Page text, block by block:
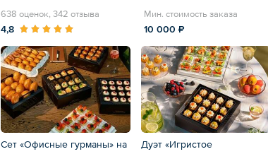
638 оценок, 342 отзыва
4,8
Мин. стоимость заказа
10 000 ₽
Сет «Офисные гурманы» на
Дуэт «Игристое